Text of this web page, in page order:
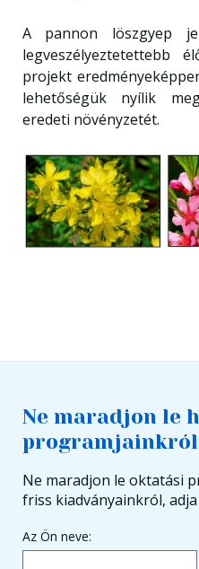
A pannon löszgyep
legveszélyeztetettebb
projekt
lehetőségük nyílik
eredeti növényzetét.
Ne maradjon le
Ne maradjon le oktatási
friss kiadványainkról,
Az Ön neve: